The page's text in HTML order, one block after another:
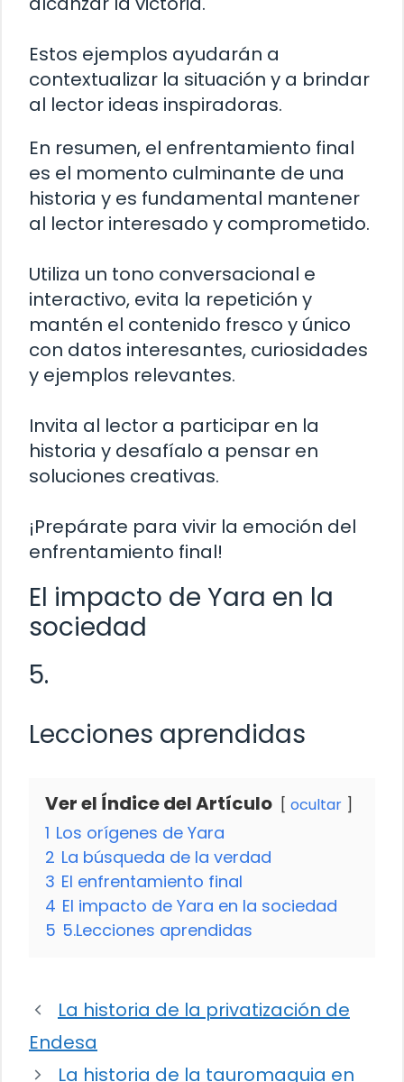
Estos ejemplos ayudarán a
contextualizar la situación y a brindar
al lector ideas inspiradoras.
En resumen, el enfrentamiento final
es el momento culminante de una
historia y es fundamental mantener
al lector interesado y comprometido.
Utiliza un tono conversacional e
interactivo, evita la repetición y
mantén el contenido fresco y único
con datos interesantes, curiosidades
y ejemplos relevantes.
Invita al lector a participar en la
historia y desafíalo a pensar en
soluciones creativas.
¡Prepárate para vivir la emoción del
enfrentamiento final!
El impacto de Yara en la
sociedad
5.
Lecciones aprendidas
Ver el Índice del Artículo ocultar
1 Los orígenes de Yara
2 La búsqueda de la verdad
3 El enfrentamiento final
4 El impacto de Yara en la sociedad
5 5.Lecciones aprendidas
La historia de la privatización de
Endesa
La historia de la tauromaquia en